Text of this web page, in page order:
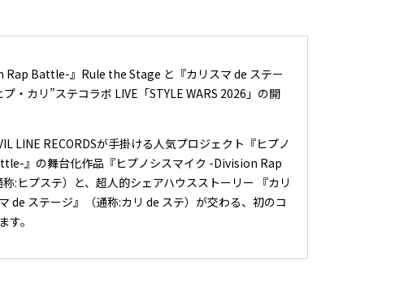
Rap Battle-』Rule the Stage と『カリスマ de ステー
・カリ”ステコラボ LIVE「STYLE WARS 2026」の開
LINE RECORDSが手掛ける人気プロジェクト『ヒプノ
』の舞台化作品『ヒプノシスマイク -Division Rap
:ヒプステ）と、超人的シェアハウスストーリー 『カリ
de ステージ』（通称:カリ de ステ）が交わる、初のコ
。